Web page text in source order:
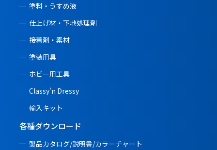
塗料・うすめ液
仕上げ材・下地処理剤
接着剤・素材
塗装用具
ホビー用工具
Classy'n Dressy
輸入キット
各種ダウンロード
製品カタログ/説明書/カラーチャート